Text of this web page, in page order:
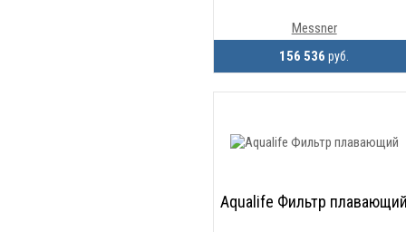
Messner
156 536руб.
Aqualife Фильтр